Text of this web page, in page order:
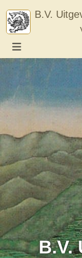
content
B.V.
B.V.